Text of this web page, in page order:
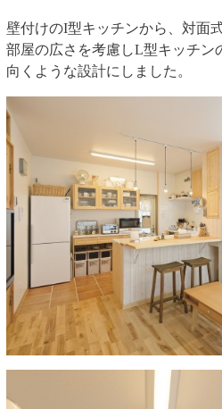
壁付けのI型キッチンから、対面
部屋の広さを考慮しL型キッチン
向くような設計にしました。